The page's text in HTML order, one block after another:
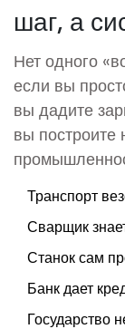
шаг, а
Нет одного
если вы
вы дадите
вы построите
Транспорт
Сварщик
Станок сам
Банк дает
Государство